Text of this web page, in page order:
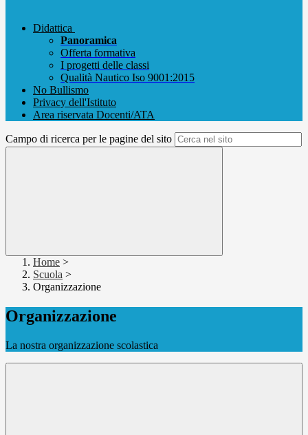
Didattica
Panoramica
Offerta formativa
I progetti delle classi
Qualità Nautico Iso 9001:2015
No Bullismo
Privacy dell'Istituto
Area riservata Docenti/ATA
Campo di ricerca per le pagine del sito
Home >
Scuola >
Organizzazione
Organizzazione
La nostra organizzazione scolastica